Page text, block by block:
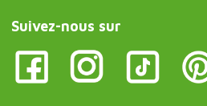
Suivez-nous sur